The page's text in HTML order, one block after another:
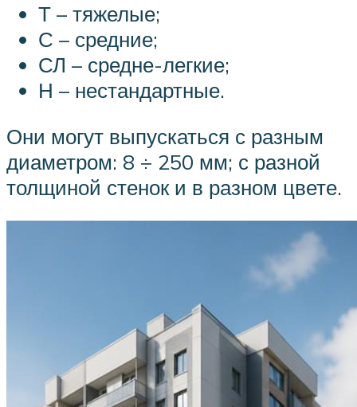
Т – тяжелые;
С – средние;
СЛ – средне-легкие;
Н – нестандартные.
Они могут выпускаться с разным
диаметром: 8 ÷ 250 мм; с разной
толщиной стенок и в разном цвете.